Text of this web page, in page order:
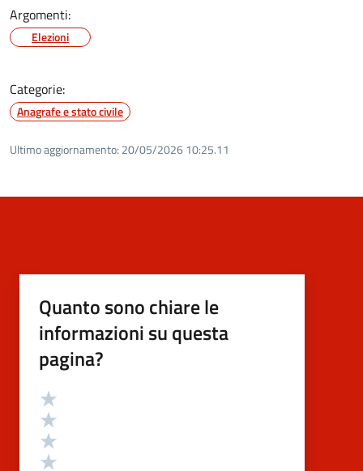
Argomenti:
Elezioni
Categorie:
Anagrafe e stato civile
Ultimo aggiornamento: 20/05/2026 10:25.11
Quanto sono chiare le
informazioni su questa
pagina?
Valutazione